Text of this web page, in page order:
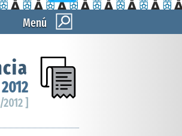
Menú
]